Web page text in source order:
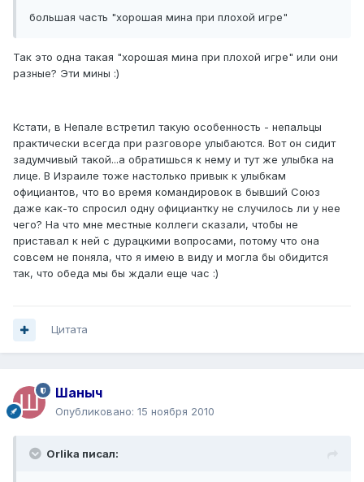
большая часть "хорошая мина при плохой игре"
Так это одна такая "хорошая мина при плохой игре" или они
разные? Эти мины :)
Кстати, в Непале встретил такую особенность - непальцы
практически всегда при разговоре улыбаются. Вот он сидит
задумчивый такой...а обратишься к нему и тут же улыбка на
лице. В Израиле тоже настолько привык к улыбкам
официантов, что во время командировок в бывший Союз
даже как-то спросил одну официантку не случилось ли у нее
чего? На что мне местные коллеги сказали, чтобы не
приставал к ней с дурацкими вопросами, потому что она
совсем не поняла, что я имею в виду и могла бы обидится
так, что обеда мы бы ждали еще час :)
Цитата
Шаныч
Опубликовано: 15 ноября 2010
Orlika писал: